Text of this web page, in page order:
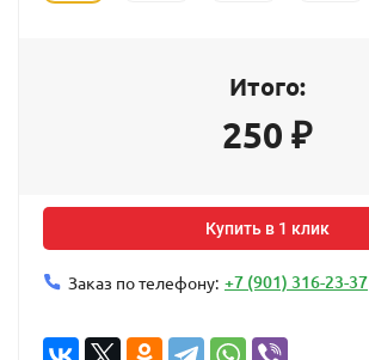
Итого:
250 ₽
Купить в 1 клик
Заказ по телефону: +7 (901) 316-23-37